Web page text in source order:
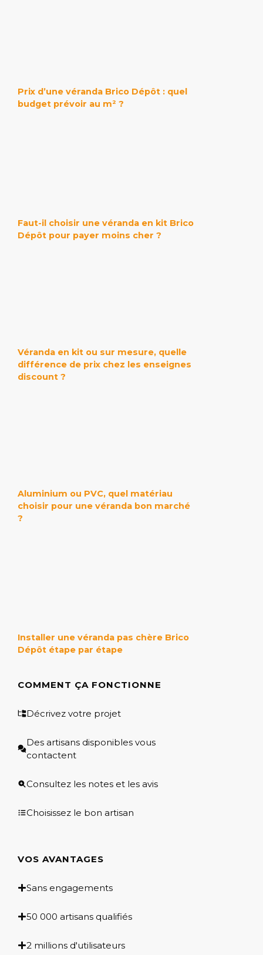
Prix d’une véranda Brico Dépôt : quel
budget prévoir au m² ?
Faut-il choisir une véranda en kit Brico
Dépôt pour payer moins cher ?
Véranda en kit ou sur mesure, quelle
différence de prix chez les enseignes
discount ?
Aluminium ou PVC, quel matériau
choisir pour une véranda bon marché
?
Installer une véranda pas chère Brico
Dépôt étape par étape
COMMENT ÇA FONCTIONNE
Décrivez votre projet
Des artisans disponibles vous
contactent
Consultez les notes et les avis
Choisissez le bon artisan
VOS AVANTAGES
Sans engagements
50 000 artisans qualifiés
2 millions d'utilisateurs